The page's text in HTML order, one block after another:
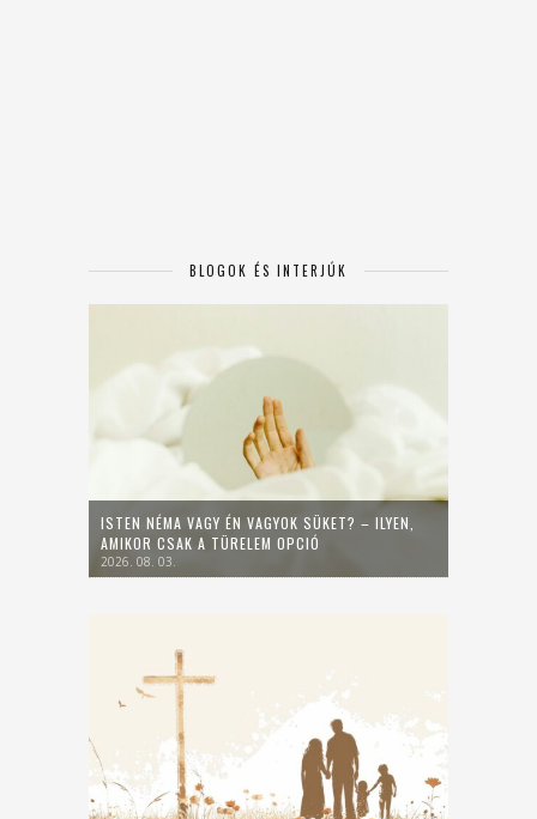
BLOGOK ÉS INTERJÚK
ISTEN NÉMA VAGY ÉN VAGYOK SÜKET? – ILYEN,
AMIKOR CSAK A TÜRELEM OPCIÓ
2026. 08. 03.